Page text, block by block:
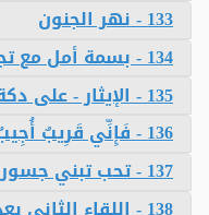
133 - نهر الجنون
134 - بسمة أمل مع تجربة القرود
135 - الإيثار - على دكة الاحتياطي
136 - فَإِنِّي قَرِ‌يبٌ أُجِيبُ دَعْوَةَ الدَّاعِ
137 - تحب تبني جسور.. ولا تبني سدود؟